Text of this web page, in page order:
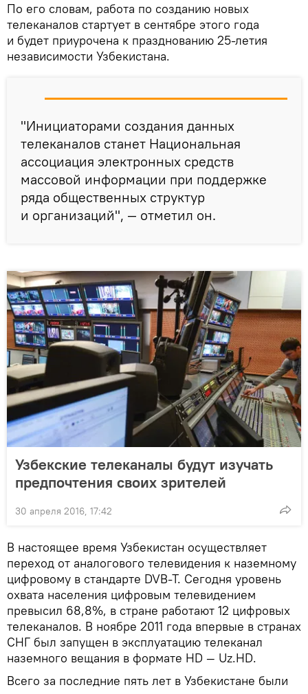
По его словам, работа по созданию новых
телеканалов стартует в сентябре этого года
и будет приурочена к празднованию 25-летия
независимости Узбекистана.
"Инициаторами создания данных
телеканалов станет Национальная
ассоциация электронных средств
массовой информации при поддержке
ряда общественных структур
и организаций", — отметил он.
Узбекские телеканалы будут изучать
предпочтения своих зрителей
30 апреля 2016, 17:42
В настоящее время Узбекистан осуществляет
переход от аналогового телевидения к наземному
цифровому в стандарте DVB-T. Сегодня уровень
охвата населения цифровым телевидением
превысил 68,8%, в стране работают 12 цифровых
телеканалов. В ноябре 2011 года впервые в странах
СНГ был запущен в эксплуатацию телеканал
наземного вещания в формате HD — Uz.HD.
Всего за последние пять лет в Узбекистане были